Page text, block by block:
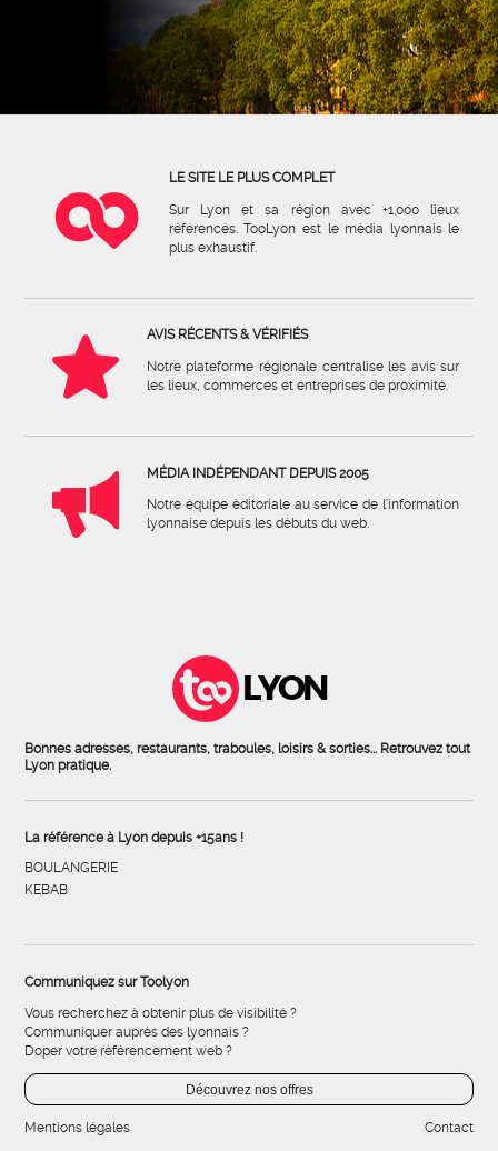
LE SITE LE PLUS COMPLET
Sur Lyon et sa région avec +1.000 lieux
référencés. TooLyon est le média lyonnais le
plus exhaustif.
AVIS RÉCENTS & VÉRIFIÉS
Notre plateforme régionale centralise les avis sur
les lieux, commerces et entreprises de proximité.
MÉDIA INDÉPENDANT DEPUIS 2005
Notre équipe éditoriale au service de l'information
lyonnaise depuis les débuts du web.
LYON
Bonnes adresses, restaurants, traboules, loisirs & sorties... Retrouvez tout
Lyon pratique.
La référence à Lyon depuis +15ans !
BOULANGERIE
KEBAB
Communiquez sur Toolyon
Vous recherchez à obtenir plus de visibilité ?
Communiquer auprès des lyonnais ?
Doper votre référencement web ?
Découvrez nos offres
Mentions légales Contact